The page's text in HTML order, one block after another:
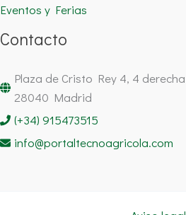
Eventos y Ferias
Contacto
Plaza de Cristo Rey 4, 4 derecha
28040 Madrid
(+34) 915473515
info@portaltecnoagricola.com